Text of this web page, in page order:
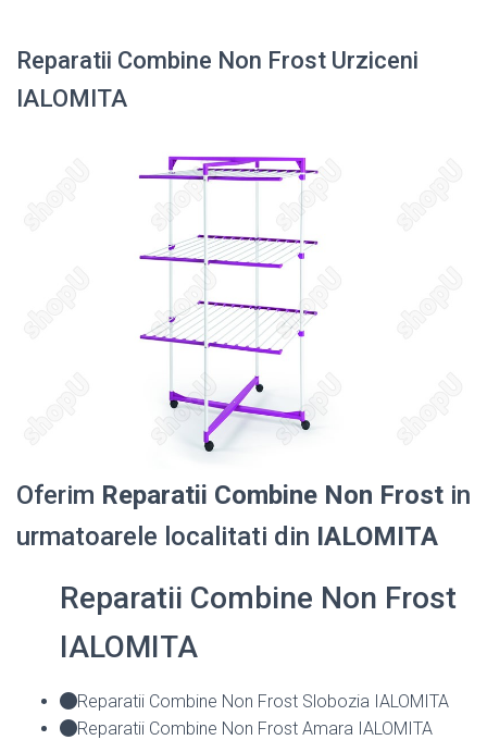
Reparatii Combine Non Frost Urziceni
IALOMITA
Oferim Reparatii Combine Non Frost in
urmatoarele localitati din IALOMITA
Reparatii Combine Non Frost
IALOMITA
Reparatii Combine Non Frost Slobozia IALOMITA
Reparatii Combine Non Frost Amara IALOMITA